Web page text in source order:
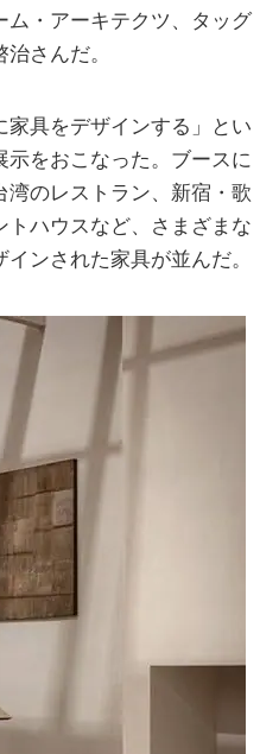
ム・アーキテクツ、タッグ
さんだ。
具をデザインする」とい
示をおこなった。ブースに
のレストラン、新宿・歌
ハウスなど、さまざまな
ンされた家具が並んだ。